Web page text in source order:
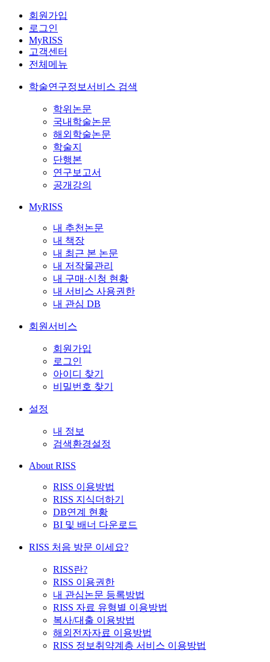
회원가입
로그인
MyRISS
고객센터
전체메뉴
학술연구정보서비스 검색
학위논문
국내학술논문
해외학술논문
학술지
단행본
연구보고서
공개강의
MyRISS
내 추천논문
내 책장
내 최근 본 논문
내 저작물관리
내 구매·신청 현황
내 서비스 사용권한
내 관심 DB
회원서비스
회원가입
로그인
아이디 찾기
비밀번호 찾기
설정
내 정보
검색환경설정
About RISS
RISS 이용방법
RISS 지식더하기
DB연계 현황
BI 및 배너 다운로드
RISS 처음 방문 이세요?
RISS란?
RISS 이용권한
내 관심논문 등록방법
RISS 자료 유형별 이용방법
복사/대출 이용방법
해외전자자료 이용방법
RISS 정보취약계층 서비스 이용방법